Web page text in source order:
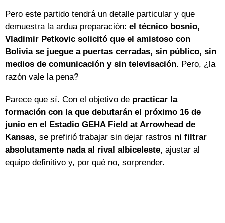
Pero este partido tendrá un detalle particular y que
demuestra la ardua preparación: el técnico bosnio,
Vladimir Petkovic solicitó que el amistoso con
Bolivia se juegue a puertas cerradas, sin público, sin
medios de comunicación y sin televisación. Pero, ¿la
razón vale la pena?
Parece que sí. Con el objetivo de practicar la
formación con la que debutarán el próximo 16 de
junio en el Estadio GEHA Field at Arrowhead de
Kansas, se prefirió trabajar sin dejar rastros ni filtrar
absolutamente nada al rival albiceleste, ajustar al
equipo definitivo y, por qué no, sorprender.